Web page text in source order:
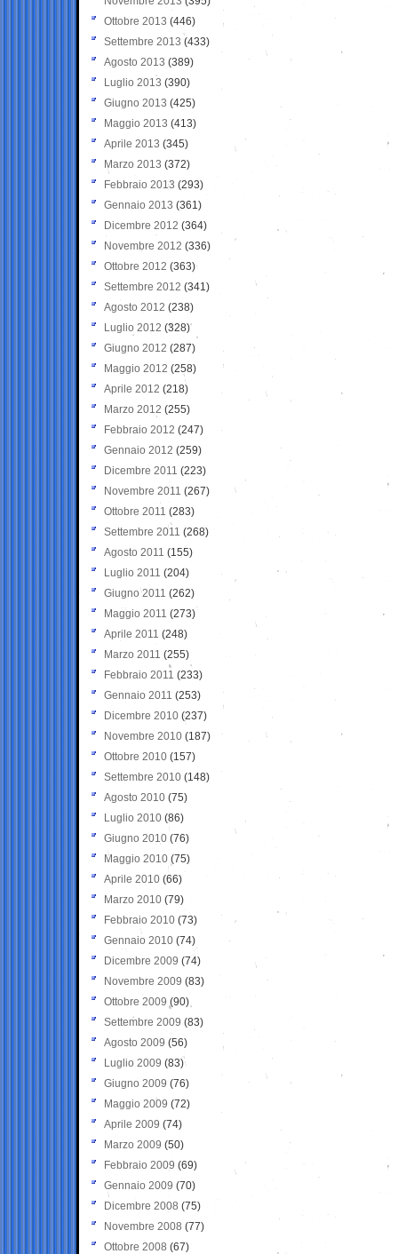
Ottobre 2013 (446)
Settembre 2013 (433)
Agosto 2013 (389)
Luglio 2013 (390)
Giugno 2013 (425)
Maggio 2013 (413)
Aprile 2013 (345)
Marzo 2013 (372)
Febbraio 2013 (293)
Gennaio 2013 (361)
Dicembre 2012 (364)
Novembre 2012 (336)
Ottobre 2012 (363)
Settembre 2012 (341)
Agosto 2012 (238)
Luglio 2012 (328)
Giugno 2012 (287)
Maggio 2012 (258)
Aprile 2012 (218)
Marzo 2012 (255)
Febbraio 2012 (247)
Gennaio 2012 (259)
Dicembre 2011 (223)
Novembre 2011 (267)
Ottobre 2011 (283)
Settembre 2011 (268)
Agosto 2011 (155)
Luglio 2011 (204)
Giugno 2011 (262)
Maggio 2011 (273)
Aprile 2011 (248)
Marzo 2011 (255)
Febbraio 2011 (233)
Gennaio 2011 (253)
Dicembre 2010 (237)
Novembre 2010 (187)
Ottobre 2010 (157)
Settembre 2010 (148)
Agosto 2010 (75)
Luglio 2010 (86)
Giugno 2010 (76)
Maggio 2010 (75)
Aprile 2010 (66)
Marzo 2010 (79)
Febbraio 2010 (73)
Gennaio 2010 (74)
Dicembre 2009 (74)
Novembre 2009 (83)
Ottobre 2009 (90)
Settembre 2009 (83)
Agosto 2009 (56)
Luglio 2009 (83)
Giugno 2009 (76)
Maggio 2009 (72)
Aprile 2009 (74)
Marzo 2009 (50)
Febbraio 2009 (69)
Gennaio 2009 (70)
Dicembre 2008 (75)
Novembre 2008 (77)
Ottobre 2008 (67)